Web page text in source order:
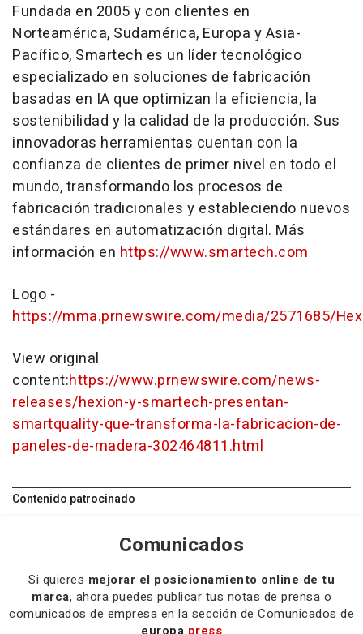
Fundada en 2005 y con clientes en
Norteamérica, Sudamérica, Europa y Asia-
Pacífico, Smartech es un líder tecnológico
especializado en soluciones de fabricación
basadas en IA que optimizan la eficiencia, la
sostenibilidad y la calidad de la producción. Sus
innovadoras herramientas cuentan con la
confianza de clientes de primer nivel en todo el
mundo, transformando los procesos de
fabricación tradicionales y estableciendo nuevos
estándares en automatización digital. Más
información en https://www.smartech.com
Logo -
https://mma.prnewswire.com/media/2571685/
View original
content:https://www.prnewswire.com/news-
releases/hexion-y-smartech-presentan-
smartquality-que-transforma-la-fabricacion-de-
paneles-de-madera-302464811.html
Contenido patrocinado
Comunicados
Si quieres mejorar el posicionamiento online de tu
marca, ahora puedes publicar tus notas de prensa o
comunicados de empresa en la sección de Comunicados de